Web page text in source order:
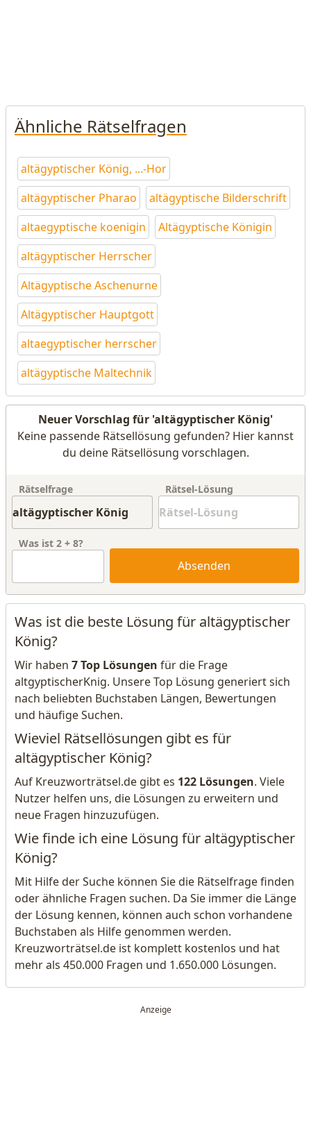
Ähnliche Rätselfragen
altägyptischer König, ...-Hor
altägyptischer Pharao
altägyptische Bilderschrift
altaegyptische koenigin
Altägyptische Königin
altägyptischer Herrscher
Altägyptische Aschenurne
Altägyptischer Hauptgott
altaegyptischer herrscher
altägyptische Maltechnik
Neuer Vorschlag für 'altägyptischer König'
Keine passende Rätsellösung gefunden? Hier kannst
du deine Rätsellösung vorschlagen.
Rätselfrage Rätsel-Lösung
Was ist 2 + 8?
Absenden
Was ist die beste Lösung für altägyptischer
König?
Wir haben 7 Top Lösungen für die Frage
altgyptischerKnig. Unsere Top Lösung generiert sich
nach beliebten Buchstaben Längen, Bewertungen
und häufige Suchen.
Wieviel Rätsellösungen gibt es für
altägyptischer König?
Auf Kreuzworträtsel.de gibt es 122 Lösungen. Viele
Nutzer helfen uns, die Lösungen zu erweitern und
neue Fragen hinzuzufügen.
Wie finde ich eine Lösung für altägyptischer
König?
Mit Hilfe der Suche können Sie die Rätselfrage finden
oder ähnliche Fragen suchen. Da Sie immer die Länge
der Lösung kennen, können auch schon vorhandene
Buchstaben als Hilfe genommen werden.
Kreuzworträtsel.de ist komplett kostenlos und hat
mehr als 450.000 Fragen und 1.650.000 Lösungen.